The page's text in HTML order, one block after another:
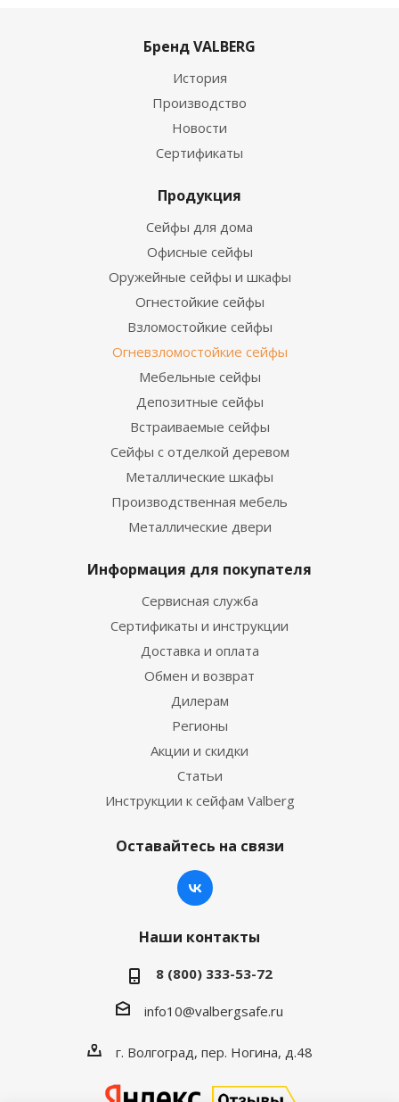
Бренд VALBERG
История
Производство
Новости
Сертификаты
Продукция
Сейфы для дома
Офисные сейфы
Оружейные сейфы и шкафы
Огнестойкие сейфы
Взломостойкие сейфы
Огневзломостойкие сейфы
Мебельные сейфы
Депозитные сейфы
Встраиваемые сейфы
Сейфы с отделкой деревом
Металлические шкафы
Производственная мебель
Металлические двери
Информация для покупателя
Сервисная служба
Сертификаты и инструкции
Доставка и оплата
Обмен и возврат
Дилерам
Регионы
Акции и скидки
Статьи
Инструкции к сейфам Valberg
Оставайтесь на связи
Наши контакты
8 (800) 333-53-72
info10@valbergsafe.ru
г. Волгоград, пер. Ногина, д.48